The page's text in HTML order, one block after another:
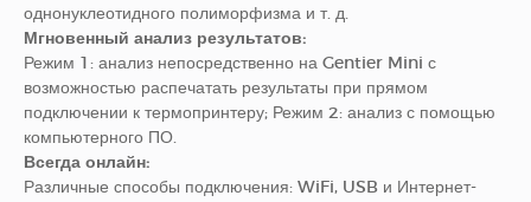
однонуклеотидного полиморфизма и т. д.
Мгновенный анализ результатов:
Режим 1: анализ непосредственно на Gentier Mini с
возможностью распечатать результаты при прямом
подключении к термопринтеру; Режим 2: анализ с помощью
компьютерного ПО.
Всегда онлайн:
Различные способы подключения: WiFi, USB и Интернет-